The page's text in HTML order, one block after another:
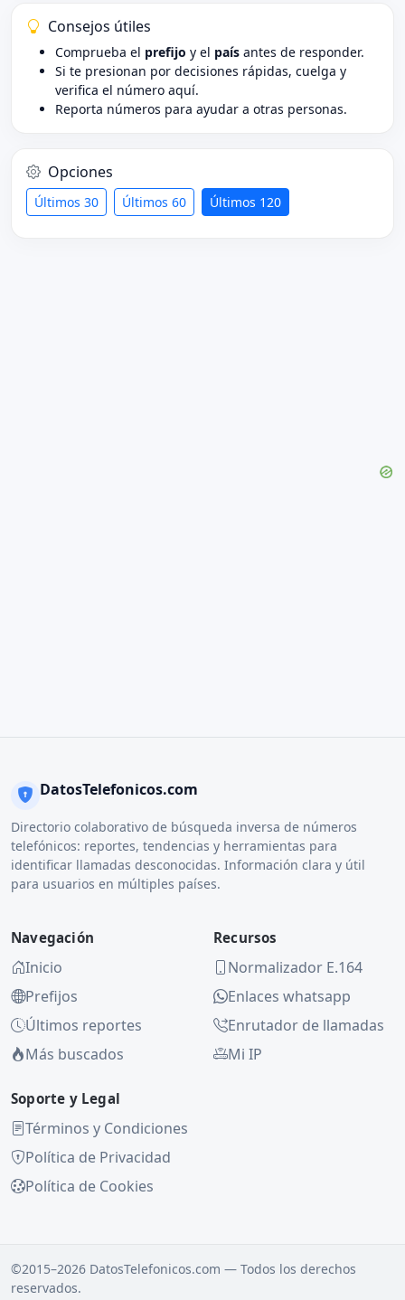
Consejos útiles
Comprueba el prefijo y el país antes de responder.
Si te presionan por decisiones rápidas, cuelga y
verifica el número aquí.
Reporta números para ayudar a otras personas.
Opciones
Últimos 30 Últimos 60 Últimos 120
DatosTelefonicos.com
Directorio colaborativo de búsqueda inversa de números
telefónicos: reportes, tendencias y herramientas para
identificar llamadas desconocidas. Información clara y útil
para usuarios en múltiples países.
Navegación
Inicio
Prefijos
Últimos reportes
Más buscados
Recursos
Normalizador E.164
Enlaces whatsapp
Enrutador de llamadas
Mi IP
Soporte y Legal
Términos y Condiciones
Política de Privacidad
Política de Cookies
©2015–2026 DatosTelefonicos.com — Todos los derechos
reservados.